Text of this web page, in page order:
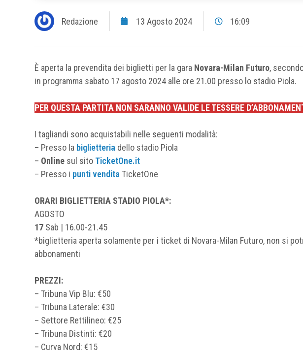
Redazione 13 Agosto 2024 16:09
È aperta la prevendita dei biglietti per la gara Novara-Milan Futuro,
in programma sabato 17 agosto 2024 alle ore 21.00 presso lo stadio Piola.
PER QUESTA PARTITA NON SARANNO VALIDE LE TESSERE
I tagliandi sono acquistabili nelle seguenti modalità:
– Presso la biglietteria dello stadio Piola
– Online sul sito TicketOne.it
– Presso i punti venditaTicketOne
ORARI BIGLIETTERIA STADIO PIOLA*:
AGOSTO
17 Sab | 16.00-21.45
*biglietteria aperta solamente per i ticket di Novara-Milan Futuro, non si
abbonamenti
PREZZI:
– Tribuna Vip Blu: €50
– Tribuna Laterale: €30
– Settore Rettilineo: €25
– Tribuna Distinti: €20
– Curva Nord: €15